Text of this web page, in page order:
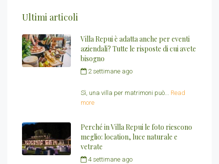
Ultimi articoli
Villa Repui è adatta anche per eventi
aziendali? Tutte le risposte di cui avete
bisogno
2 settimane ago
Sì, una villa per matrimoni può... Read
more
Perché in Villa Repui le foto riescono
meglio: location, luce naturale e
vetrate
4 settimane ago